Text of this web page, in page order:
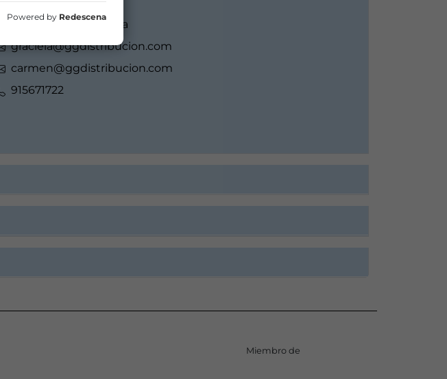
GG Producción Escénica
graciela@ggdistribucion.com
carmen@ggdistribucion.com
915671722
Miembro de
Powered by Redescena